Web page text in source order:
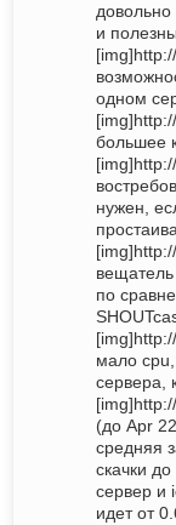
и
одном
большее
нужен,
вещатель
по
мало
сервера,
(до Apr
средняя
скачки
сервер и
идет от